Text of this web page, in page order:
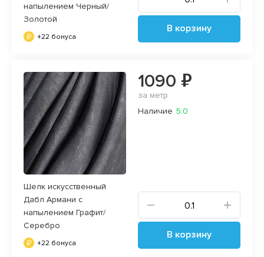
напылением Черный/
Золотой
+22 бонуса
В корзину
Шелк искусственный
Дабл Армани с
напылением Графит/
Серебро
+22 бонуса
1090 ₽
за метр
Наличие 5.0
В корзину